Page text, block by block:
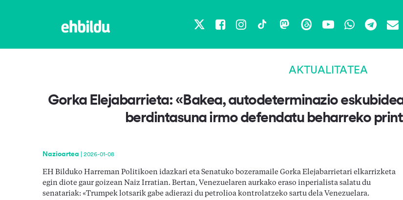
X Facebook
Instagram
TikTokMastodon
ThreadsYouTubeWhatsApp
AKTUALITATEA
Gorka Elejabarrieta: «Bakea, autodeterminazio
berdintasuna irmo defendatu beharreko
Nazioartea 2026-01-08
EH Bilduko Harreman Politikoen idazkari eta Senatuko bozeramaile Gorka Elejabarrietari elkarrizketa
egin diote gaur goizean Naiz Irratian. Bertan, Venezuelaren aurkako eraso inperialista salatu du
senatariak: «Trumpek lotsarik gabe adierazi du petrolioa kontrolatzeko sartu dela Venezuelara.